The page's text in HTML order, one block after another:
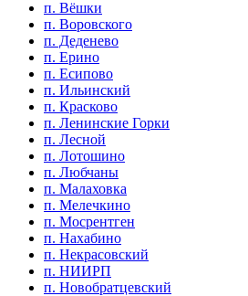
п. Вёшки
п. Воровского
п. Деденево
п. Ерино
п. Есипово
п. Ильинский
п. Красково
п. Ленинские Горки
п. Лесной
п. Лотошино
п. Любчаны
п. Малаховка
п. Мелечкино
п. Мосрентген
п. Нахабино
п. Некрасовский
п. НИИРП
п. Новобратцевский